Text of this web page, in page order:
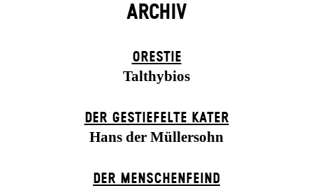
ARCHIV
ORESTIE
Talthybios
DER GESTIEFELTE KATER
Hans der Müllersohn
DER MENSCHENFEIND